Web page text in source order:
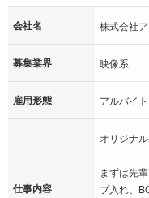
会社名 株式会社
募集業界 映像系
雇用形態 アルバイト
仕事内容
オリジナ
まずは先
プ入れ、